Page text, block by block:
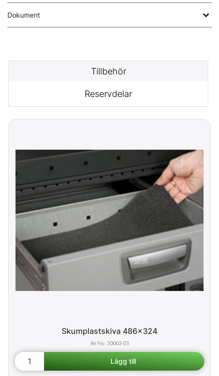
Dokument
Tillbehör
Reservdelar
Skumplastskiva 486x324
50002-03